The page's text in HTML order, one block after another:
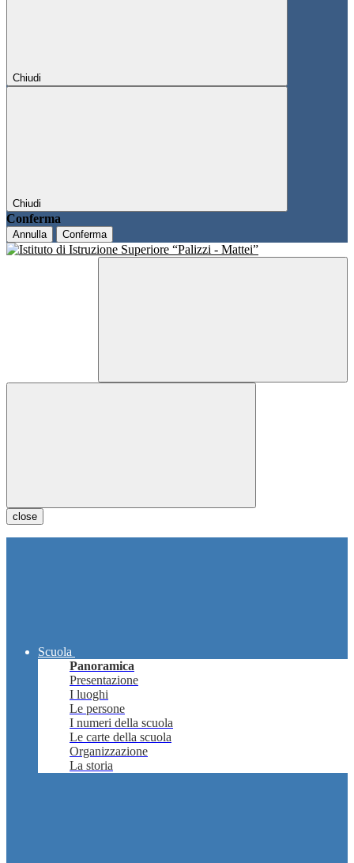
Chiudi
Chiudi
Conferma
Annulla Conferma
close
Scuola
Panoramica
Presentazione
I luoghi
Le persone
I numeri della scuola
Le carte della scuola
Organizzazione
La storia